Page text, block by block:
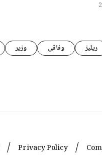
ریلیز وفاقی وزیر
Privacy Policy